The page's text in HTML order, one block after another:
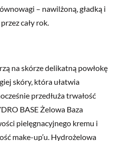
– nawilżoną, gładką i
cały rok.
na skórze delikatną powłokę
skóry, która ułatwia
przedłuża trwałość
BASE Żelowa Baza
pielęgnacyjnego kremu i
make-up’u. Hydrożelowa